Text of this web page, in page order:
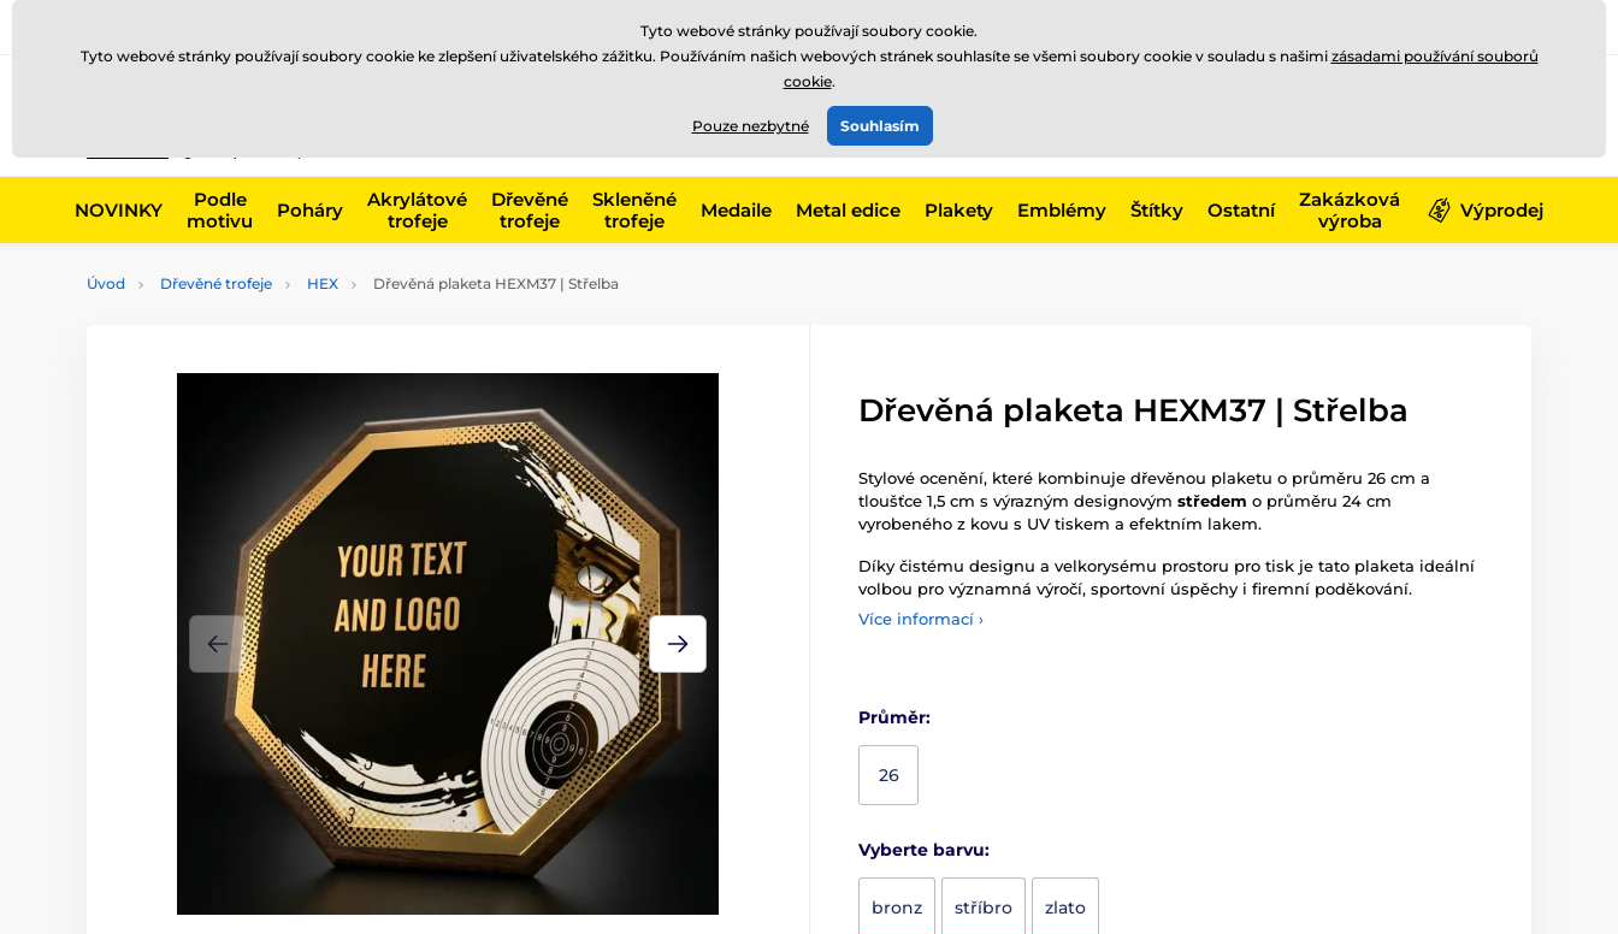
775 400 255
Zavolejte nám
NOVINKY
Podle
motivu
Poháry
Akrylátové
trofeje
Dřevěné
trofeje
Skleněné
trofeje
Medaile Metal edice Plakety Emblémy Štítky Ostatní
Zakázková
výroba
Výprodej
Úvod Dřevěné trofeje HEX Dřevěná plaketa HEXM37 | Střelba
Dřevěná plaketa HEXM37 | Střelba
Stylové ocenění, které kombinuje dřevěnou plaketu o průměru 26 cm a
tloušťce 1,5 cm s výrazným designovým středem o průměru 24 cm
vyrobeného z kovu s UV tiskem a efektním lakem.
Díky čistému designu a velkorysému prostoru pro tisk je tato plaketa ideální
volbou pro významná výročí, sportovní úspěchy i firemní poděkování.
Více informací ›
Průměr:
26
Vyberte barvu:
bronz stříbro zlato
Tyto webové stránky používají soubory cookie.
Tyto webové stránky používají soubory cookie ke zlepšení uživatelského zážitku. Používáním našich webových stránek souhlasíte se všemi soubory cookie v souladu s našimi zásadami používání souborů
cookie.
Pouze nezbytné Souhlasím